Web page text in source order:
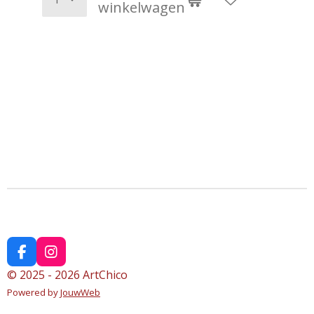
winkelwagen
F
a
c
e
I
n
s
t
© 2025 - 2026 ArtChico
Powered byJouwWeb